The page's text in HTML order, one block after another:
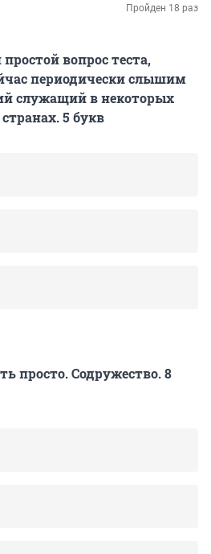
Пройден 18 раз
вопрос теста,
периодически слышим
служащий в некоторых
5 букв
просто. Содружество. 8